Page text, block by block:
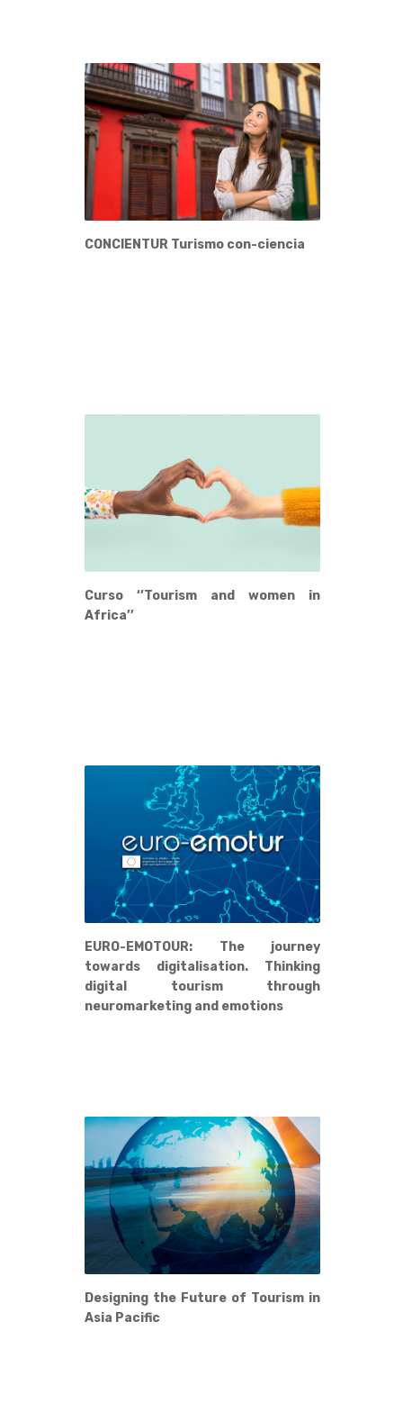
CONCIENTUR Turismo con-ciencia
Curso ‘’Tourism and women in
Africa’’
EURO-EMOTOUR: The journey
towards digitalisation. Thinking
digital tourism through
neuromarketing and emotions
Designing the Future of Tourism in
Asia Pacific